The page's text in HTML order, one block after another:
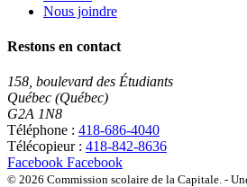
Nous joindre
Restons en contact
158, boulevard des Étudiants
Québec (Québec)
G2A 1N8
Téléphone : 418-686-4040
Télécopieur : 418-842-8636
Facebook Facebook
© 2026 Commission scolaire de la Capitale. -